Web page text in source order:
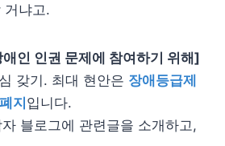
거냐고.
인 인권 문제에 참여하기 위해]
갖기. 최대 현안은 장애등급제
지 입니다.
블로그에 관련글을 소개하고,